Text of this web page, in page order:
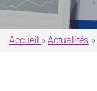
Accueil »Actualités »